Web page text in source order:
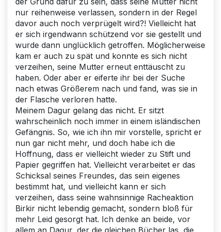
nur reihenweise verlassen, sondern in der Regel
davor auch noch verprügelt wird?! Vielleicht hat
er sich irgendwann schützend vor sie gestellt und
wurde dann unglücklich getroffen. Möglicherweise
kam er auch zu spät und konnte es sich nicht
verzeihen, seine Mutter erneut enttäuscht zu
haben. Oder aber er eiferte ihr bei der Suche
nach etwas Größerem nach und fand, was sie in
der Flasche verloren hatte.
Meinem Dagur gelang das nicht. Er sitzt
wahrscheinlich noch immer in einem isländischen
Gefängnis. So, wie ich ihn mir vorstelle, spricht er
nun gar nicht mehr, und doch habe ich die
Hoffnung, dass er vielleicht wieder zu Stift und
Papier gegriffen hat. Vielleicht verarbeitet er das
Schicksal seines Freundes, das sein eigenes
bestimmt hat, und vielleicht kann er sich
verzeihen, dass seine wahnsinnige Racheaktion
Birkir nicht lebendig gemacht, sondern bloß für
mehr Leid gesorgt hat. Ich denke an beide, vor
allem an Dagur, der die gleichen Bücher las, die